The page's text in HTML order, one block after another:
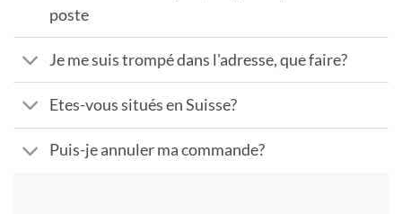
poste
Je me suis trompé dans l'adresse, que faire?
Etes-vous situés en Suisse?
Puis-je annuler ma commande?